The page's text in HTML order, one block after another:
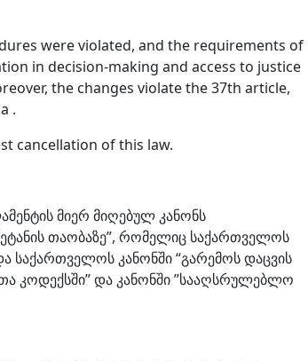
were violated, and the requirements of
in decision-making and access to justice
the changes violate the 37th article,
.
cancellation of this law.
მიერ მიღებულ კანონს
თაობაზე”, რომელიც საქართველოს
საქართველოს კანონში “გარემოს დაცვის
კოდექსში” და კანონში ”სააღსრულებლო